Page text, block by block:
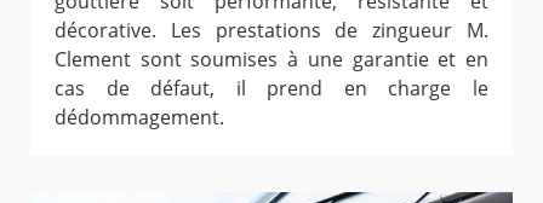
décorative. Les prestations de zingueur M.
Clement sont soumises à une garantie et en
cas de défaut, il prend en charge le
dédommagement.